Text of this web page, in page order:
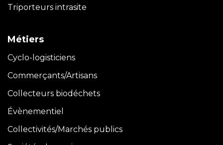
Triporteurs intrasite
Métiers
Cyclo-logisticiens
Commerçants/Artisans
Collecteurs biodéchets
Évènementiel
Collectivités/Marchés publics